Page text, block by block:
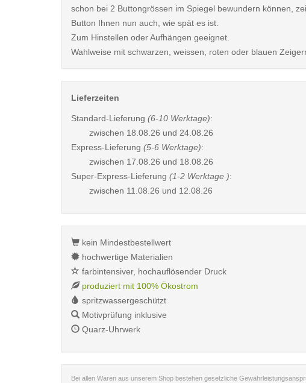
schon bei 2 Buttongrössen im Spiegel bewundern können,
Button Ihnen nun auch, wie spät es ist.
Zum Hinstellen oder Aufhängen geeignet.
Wahlweise mit schwarzen, weissen, roten oder blauen
Lieferzeiten
Standard-Lieferung (6-10 Werktage):
zwischen 18.08.26 und 24.08.26
Express-Lieferung (5-6 Werktage):
zwischen 17.08.26 und 18.08.26
Super-Express-Lieferung (1-2 Werktage ):
zwischen 11.08.26 und 12.08.26
kein Mindestbestellwert
hochwertige Materialien
farbintensiver, hochauflösender Druck
produziert mit 100% Ökostrom
spritzwassergeschützt
Motivprüfung inklusive
Quarz-Uhrwerk
Bei allen Waren aus unserem Shop bestehen gesetzliche